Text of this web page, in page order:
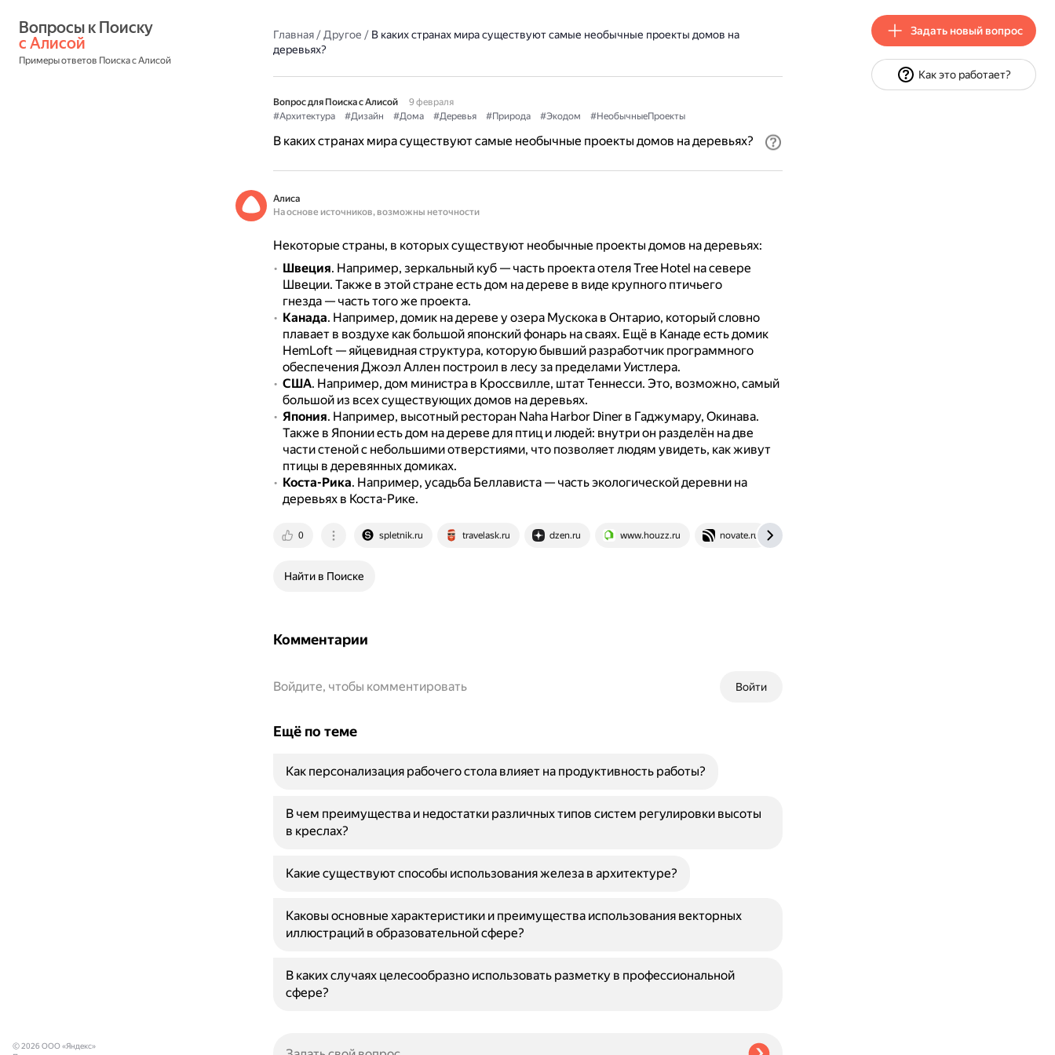
с Алисой
Примеры ответов Поиска с Алисой
Главная/Другое / В каких странах мира существуют самые необычные проекты домов на
деревьях?
Вопрос для Поиска с Алисой
9 февраля
#Архитектура
#Дизайн #Дома #Деревья #Природа #Экодом #НеобычныеПроекты
В каких странах мира существуют самые необычные проекты домов на деревьях?
Алиса
На основе источников, возможны неточности
Некоторые страны, в которых существуют необычные проекты домов на деревьях:
Швеция. Например, зеркальный куб — часть проекта отеля Tree Hotel на севере
Швеции. Также в этой стране есть дом на дереве в виде крупного птичьего
гнезда — часть того же проекта.
Канада. Например, домик на дереве у озера Мускока в Онтарио, который словно
плавает в воздухе как большой японский фонарь на сваях. Ещё в Канаде есть домик
HemLoft — яйцевидная структура, которую бывший разработчик программного
обеспечения Джоэл Аллен построил в лесу за пределами Уистлера.
США. Например, дом министра в Кроссвилле, штат Теннесси. Это, возможно, самый
большой из всех существующих домов на деревьях.
Япония. Например, высотный ресторан Naha Harbor Diner в Гаджумару, Окинава.
Также в Японии есть дом на дереве для птиц и людей: внутри он разделён на две
части стеной с небольшими отверстиями, что позволяет людям увидеть, как живут
птицы в деревянных домиках.
Коста-Рика. Например, усадьба Беллависта — часть экологической деревни на
деревьях в Коста-Рике.
0 spletnik.ru travelask.ru dzen.ru www.houzz.ru novate.ru
Найти в Поиске
Комментарии
Войти
Войдите, чтобы комментировать
Ещё по теме
Как персонализация рабочего стола влияет на продуктивность работы?
В чем преимущества и недостатки различных типов систем регулировки высоты
в креслах?
Какие существуют способы использования железа в архитектуре?
Каковы основные характеристики и преимущества использования векторных
иллюстраций в образовательной сфере?
В каких случаях целесообразно использовать разметку в профессиональной
сфере?
© 2026 ООО «Яндекс»
Задать новый вопрос
Как это работает?